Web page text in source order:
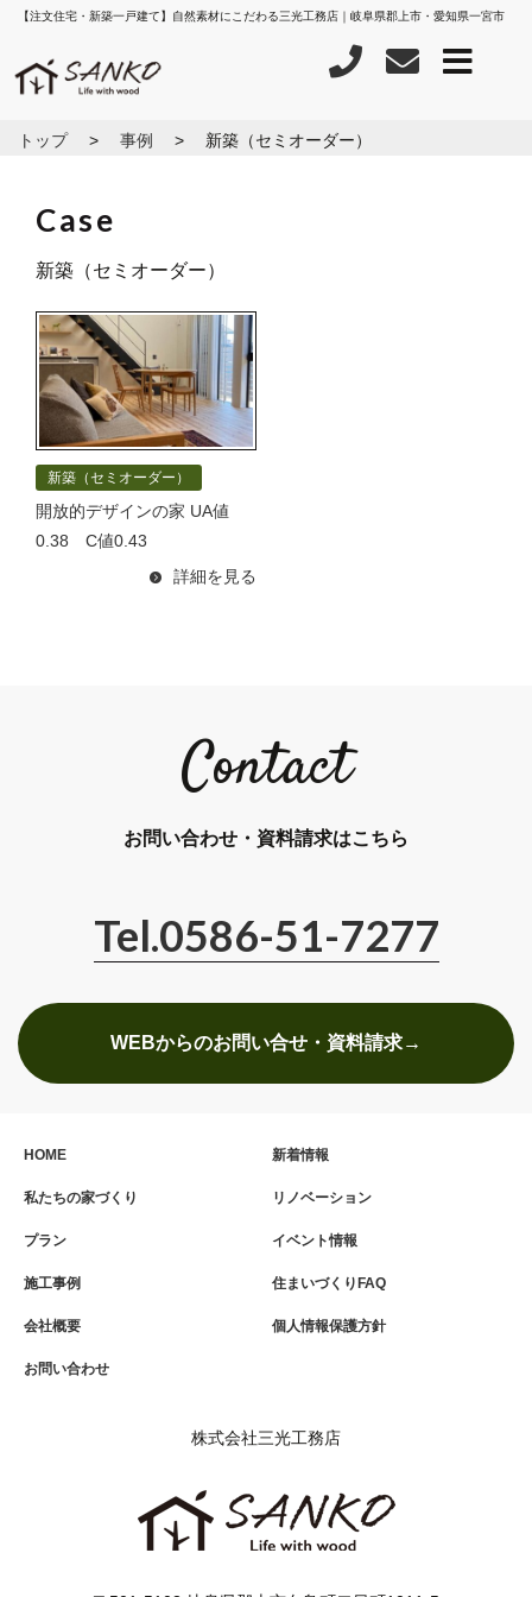
【注文住宅・新築一戸建て】自然素材にこだわる三光工務店｜岐阜県郡上市・愛知県一宮市
トップ 事例 新築（セミオーダー）
新築（セミオーダー）
新築（セミオーダー）
開放的デザインの家 UA値
0.38 C値0.43
詳細を見る
Contact
お問い合わせ・資料請求はこちら
Tel.0586-51-7277
WEBからのお問い合せ・資料請求→
HOME 新着情報
私たちの家づくり リノベーション
プラン イベント情報
施工事例 住まいづくりFAQ
会社概要 個人情報保護方針
お問い合わせ
株式会社三光工務店